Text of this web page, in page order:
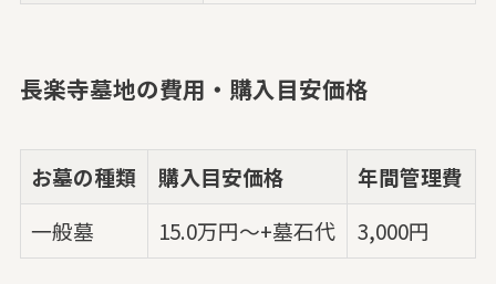
長楽寺墓地の費用・購入目安価格
お墓の種類 購入目安価格
年間管理費
一般墓
15.0万円～+墓石代 3,000円